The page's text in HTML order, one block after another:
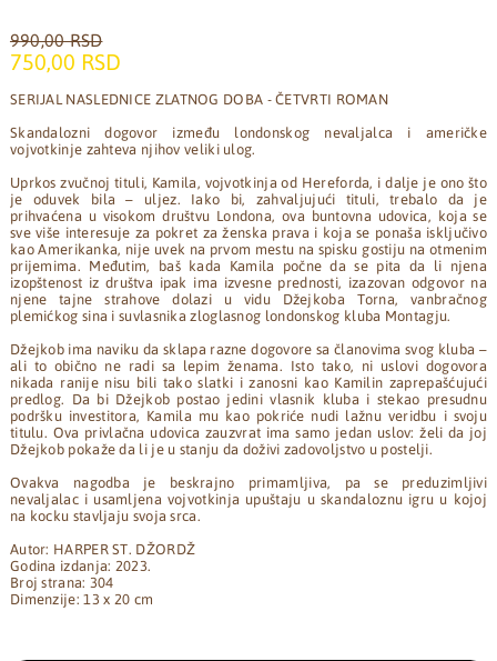
990,00 RSD
750,00 RSD
SERIJAL NASLEDNICE ZLATNOG DOBA - ČETVRTI ROMAN
Skandalozni dogovor između londonskog nevaljalca i američke
vojvotkinje zahteva njihov veliki ulog.
Uprkos zvučnoj tituli, Kamila, vojvotkinja od Hereforda, i dalje je ono što
je oduvek bila – uljez. Iako bi, zahvaljujući tituli, trebalo da je
prihvaćena u visokom društvu Londona, ova buntovna udovica, koja se
sve više interesuje za pokret za ženska prava i koja se ponaša isključivo
kao Amerikanka, nije uvek na prvom mestu na spisku gostiju na otmenim
prijemima. Međutim, baš kada Kamila počne da se pita da li njena
izopštenost iz društva ipak ima izvesne prednosti, izazovan odgovor na
njene tajne strahove dolazi u vidu Džejkoba Torna, vanbračnog
plemićkog sina i suvlasnika zloglasnog londonskog kluba Montagju.
Džejkob ima naviku da sklapa razne dogovore sa članovima svog kluba –
ali to obično ne radi sa lepim ženama. Isto tako, ni uslovi dogovora
nikada ranije nisu bili tako slatki i zanosni kao Kamilin zaprepašćujući
predlog. Da bi Džejkob postao jedini vlasnik kluba i stekao presudnu
podršku investitora, Kamila mu kao pokriće nudi lažnu veridbu i svoju
titulu. Ova privlačna udovica zauzvrat ima samo jedan uslov: želi da joj
Džejkob pokaže da li je u stanju da doživi zadovoljstvo u postelji.
Ovakva nagodba je beskrajno primamljiva, pa se preduzimljivi
nevaljalac i usamljena vojvotkinja upuštaju u skandaloznu igru u kojoj
na kocku stavljaju svoja srca.
Autor: HARPER ST. DŽORDŽ
Godina izdanja: 2023.
Broj strana: 304
Dimenzije: 13 x 20 cm